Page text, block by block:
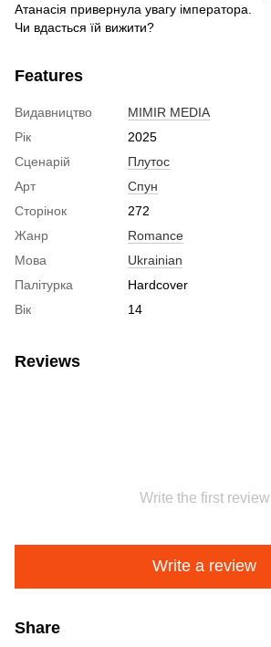
Атанасія привернула увагу імператора.
Чи вдасться їй вижити?
Features
Видавництво
MIMIR MEDIA
Рік
2025
Сценарій
Плутос
Арт
Спун
Сторінок
272
Жанр
Romance
Мова
Ukrainian
Палітурка
Hardcover
Вік
14
Reviews
Write the first review
Write a review
Share